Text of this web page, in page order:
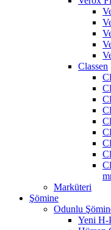
Classen
Marküteri
Şömine
Odunlu
Yeni H-